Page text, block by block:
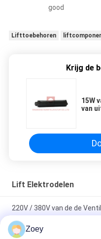
good
Lifttoebehoren
Krijg de
15W
van
Lift Elektrodelen
220V / 380V van de de
Post Automatisch de
Zoey